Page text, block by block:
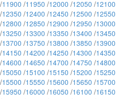
/11900 /11950 /12000 /12050 /12100
/12350 /12400 /12450 /12500 /12550
/12800 /12850 /12900 /12950 /13000
/13250 /13300 /13350 /13400 /13450
/13700 /13750 /13800 /13850 /13900
/14150 /14200 /14250 /14300 /14350
/14600 /14650 /14700 /14750 /14800
/15050 /15100 /15150 /15200 /15250
/15500 /15550 /15600 /15650 /15700
/15950 /16000 /16050 /16100 /16150